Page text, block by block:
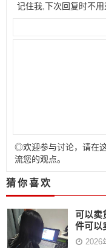
记住我,下次回复时不
◎欢迎参与讨论，请在
流您的观点。
猜你喜欢
可以卖
件可以
2026